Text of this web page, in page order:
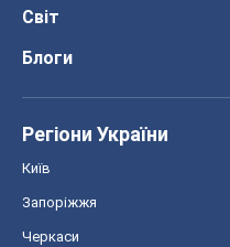
Світ
Блоги
Регіони України
Київ
Запоріжжя
Черкаси